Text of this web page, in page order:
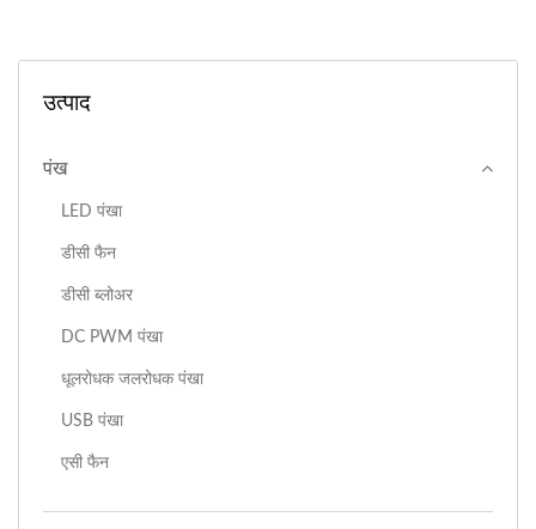
उत्पाद
पंख
LED पंखा
डीसी फैन
डीसी ब्लोअर
DC PWM पंखा
धूलरोधक जलरोधक पंखा
USB पंखा
एसी फैन